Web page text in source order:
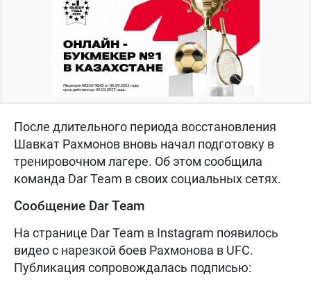
После длительного периода восстановления
Шавкат Рахмонов вновь начал подготовку в
тренировочном лагере. Об этом сообщила
команда Dar Team в своих социальных сетях.
Сообщение Dar Team
На странице Dar Team в Instagram появилось
видео с нарезкой боев Рахмонова в UFC.
Публикация сопровождалась подписью: